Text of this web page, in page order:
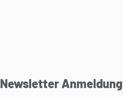
Newsletter Anmeldung